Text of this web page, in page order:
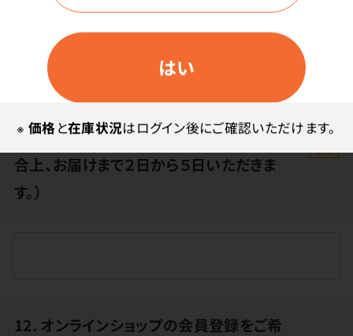
はい
※ 価格と在庫状況はログイン後にご確認いただけます。
11. プレゼントのお届け日時のご希望がご
ざいましたら、ご記入ください。（手配の都
合上、お届けまで２日から５日いただきま
す。）
任意
12. オンラインショップの会員登録をご希